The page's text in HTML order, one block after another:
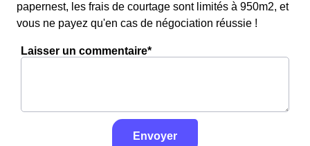
papernest, les frais de courtage sont limités à 950m2, et
vous ne payez qu'en cas de négociation réussie !
Laisser un commentaire*
Envoyer